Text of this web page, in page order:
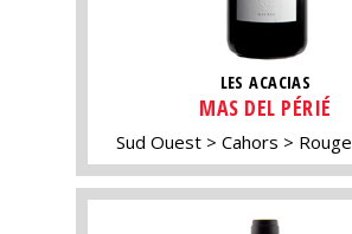
LES ACACIAS
MAS DEL PÉRIÉ
Sud Ouest Cahors Rouge